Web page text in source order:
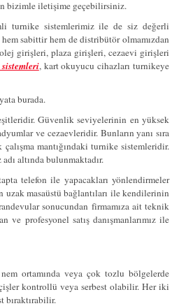
bizimle iletişime geçebilirsiniz.
turnike sistemlerimiz ile de siz değerli
sabittir hem de distribütör olmamızdan
girişleri, plaza girişleri, cezaevi girişleri
, kart okuyucu cihazları turnikeye
burada.
Güvenlik seviyelerinin en yüksek
ve cezaevleridir. Bunların yanı sıra
mantığındaki turnike sistemleridir.
altında bulunmaktadır.
telefon ile yapacakları yönlendirmeler
uzak masaüstü bağlantıları ile kendilerinin
sonucundan firmamıza ait teknik
profesyonel satış danışmanlarımız ile
ortamında veya çok tozlu bölgelerde
kontrollü veya serbest olabilir. Her iki
bıraktırabilir.